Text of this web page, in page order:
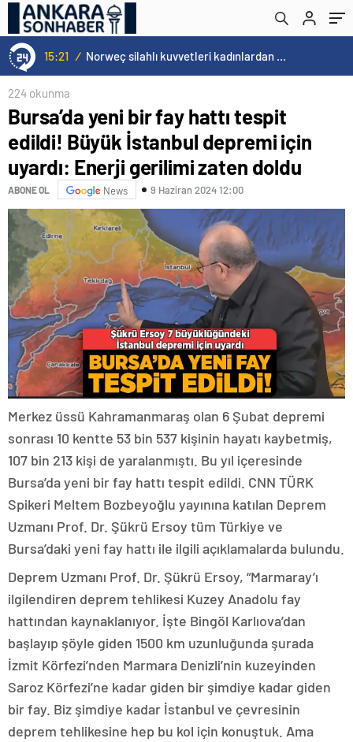
15:21 / Norweç silahlı kuvvetleri kadınlardan oluşan özel kuvvetler eğitimlerini başlattı.
gerilimi zaten doldu
224 okunma
Bursa’da yeni bir fay hattı tespit
edildi! Büyük İstanbul depremi için
uyardı: Enerji gerilimi zaten doldu
ABONE OL News 9 Haziran 2024 12:00
Merkez üssü Kahramanmaraş olan 6 Şubat depremi
sonrası 10 kentte 53 bin 537 kişinin hayatı kaybetmiş,
107 bin 213 kişi de yaralanmıştı. Bu yıl içeresinde
Bursa’da yeni bir fay hattı tespit edildi. CNN TÜRK
Spikeri Meltem Bozbeyoğlu yayınına katılan Deprem
Uzmanı Prof. Dr. Şükrü Ersoy tüm Türkiye ve
Bursa’daki yeni fay hattı ile ilgili açıklamalarda bulundu.
Deprem Uzmanı Prof. Dr. Şükrü Ersoy, “Marmaray’ı
ilgilendiren deprem tehlikesi Kuzey Anadolu fay
hattından kaynaklanıyor. İşte Bingöl Karlıova’dan
başlayıp şöyle giden 1500 km uzunluğunda şurada
İzmit Körfezi’nden Marmara Denizli’nin kuzeyinden
Saroz Körfezi’ne kadar giden bir şimdiye kadar giden
bir fay. Biz şimdiye kadar İstanbul ve çevresinin
deprem tehlikesine hep bu kol için konuştuk. Ama